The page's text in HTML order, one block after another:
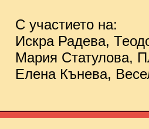
С участието на:
Искра Радева,
Мария Статулова,
Елена Кънева,